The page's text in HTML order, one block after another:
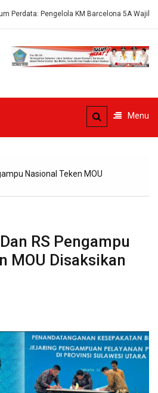
Pengelola KM Barcelona 5A Wajib Ganti Rugi
Menu
Nasional Teken MOU
RS Pengampu
MOU Disaksikan